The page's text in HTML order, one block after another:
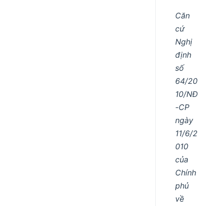
Căn
cứ
Nghị
định
số
64/20
10/NĐ
-CP
ngày
11/6/2
010
của
Chính
phủ
về